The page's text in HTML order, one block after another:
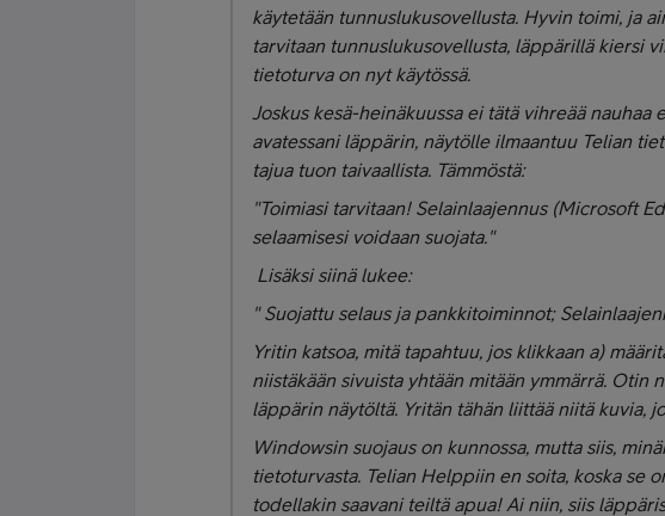
käytetään tunnuslukusovellusta. Hyvin toimi, ja
tarvitaan tunnuslukusovellusta, läppärillä kiersi
tietoturva on nyt käytössä.
Joskus kesä-heinäkuussa ei tätä vihreää nauhaa
avatessani läppärin, näytölle ilmaantuu Telian
tajua tuon taivaallista. Tämmöstä:
"Toimiasi tarvitaan! Selainlaajennus (Microsoft
selaamisesi voidaan suojata."
Lisäksi siinä lukee:
" Suojattu selaus ja pankkitoiminnot;
Yritin katsoa, mitä tapahtuu, jos klikkaan a)
niistäkään sivuista yhtään mitään ymmärrä. Otin
läppärin näytöltä. Yritän tähän liittää niitä kuvia,
Windowsin suojaus on kunnossa, mutta siis,
tietoturvasta. Telian Helppiin en soita, koska se
todellakin saavani teiltä apua! Ai niin, siis